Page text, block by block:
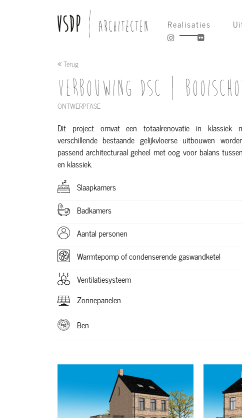
Realisaties
Terug
VERBOUWING DSC |
ONTWERPFASE
Dit project omvat een totaalrenovatie in klassiek
verschillende bestaande gelijkvloerse uitbouwen
passend architecturaal geheel met oog voor balans
en klassiek.
Slaapkamers
Badkamers
Aantal personen
Warmtepomp of condenserende gaswandketel
Ventilatiesysteem
Zonnepanelen
Ben